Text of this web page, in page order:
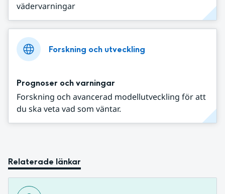
vädervarningar
Forskning och utveckling
Prognoser och varningar
Forskning och avancerad modellutveckling för att
du ska veta vad som väntar.
Relaterade länkar